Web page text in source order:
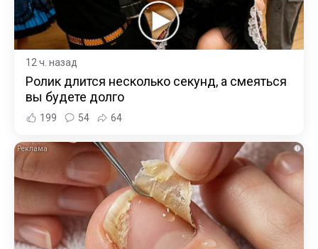
12 ч. назад
Ролик длится несколько секунд, а смеяться
вы будете долго
199 54 64
i